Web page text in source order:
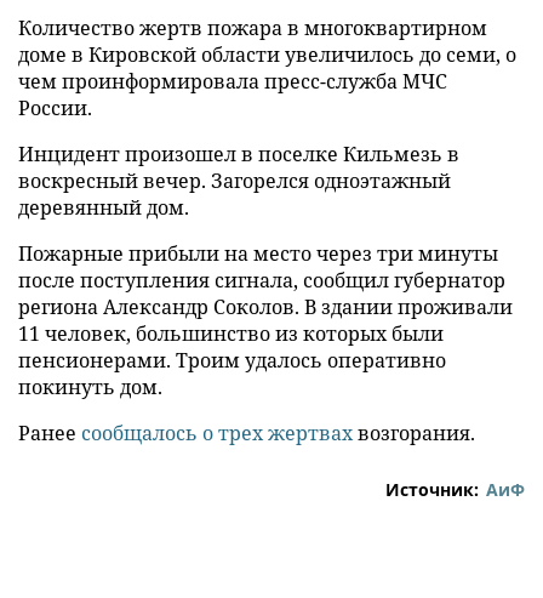
выступлений
Благовещенска
Количество жертв пожара в многоквартирном
доме в Кировской области увеличилось до семи, о
чем проинформировала пресс-служба МЧС
России.
Инцидент произошел в поселке Кильмезь в
воскресный вечер. Загорелся одноэтажный
деревянный дом.
Пожарные прибыли на место через три минуты
после поступления сигнала, сообщил губернатор
региона Александр Соколов. В здании проживали
11 человек, большинство из которых были
пенсионерами. Троим удалось оперативно
покинуть дом.
Ранее сообщалось о трех жертвахвозгорания.
Источник: АиФ